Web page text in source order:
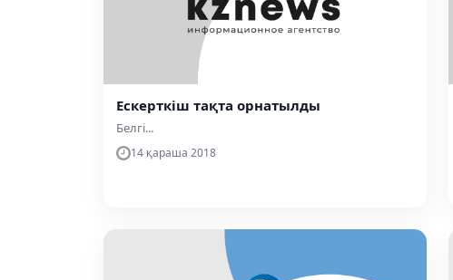
Ескерткіш тақта орнатылды
Белгі...
14 қараша 2018